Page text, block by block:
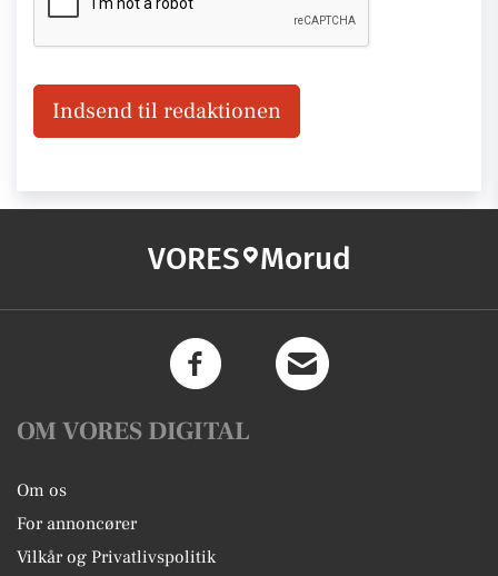
Indsend til redaktionen
VORES Morud
OM VORES DIGITAL
Om os
For annoncører
Vilkår og Privatlivspolitik